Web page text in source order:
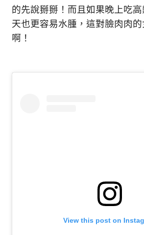
的先說掰掰！而且如果晚上吃
天也更容易水腫，這對臉肉肉的
啊！
View this post on